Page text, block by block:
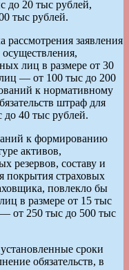
до 20 тыс рублей,
тыс рублей.
рассмотрения заявления
лиц в размере от 30
— от 100 тыс до 200
к нормативному
штраф для
до 40 тыс рублей.
к формированию
активов,
резервов, составу и
покрытия страховых
повлекло бы
в размере от 15 тыс
от 250 тыс до 500 тыс
сроки
обязательств, в